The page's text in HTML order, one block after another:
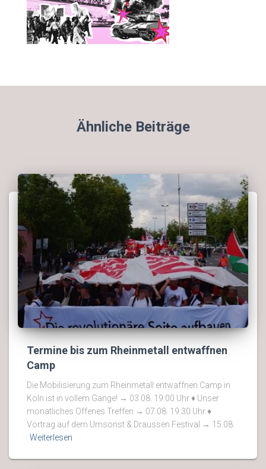
Ähnliche Beiträge
Termine bis zum Rheinmetall entwaffnen
Camp
Die Mobilisierung zum Rheinmetall entwaffnen Camp in
Köln ist in vollem Gange! → 03.08. 19:00 Uhr ♦ Unser
monatliches Offenes Treffen → 07.08. 19:30 Uhr ♦
Vortrag auf dem Umsonst & Draussen Festival → 15.08.
Weiterlesen